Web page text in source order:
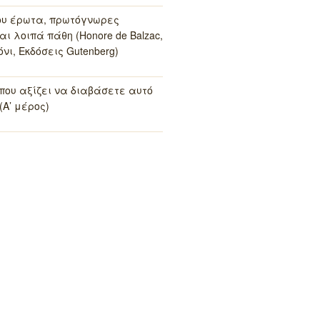
έρωτα, πρωτόγνωρες
λοιπά πάθη (Honore de Balzac,
Εκδόσεις Gutenberg)
αξίζει να διαβάσετε αυτό
μέρος)